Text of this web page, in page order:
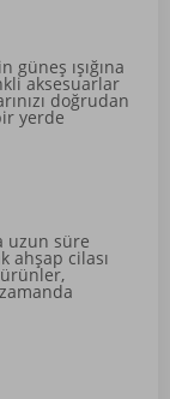
güneş ışığına
aksesuarlar
doğrudan
yerde
uzun süre
ahşap cilası